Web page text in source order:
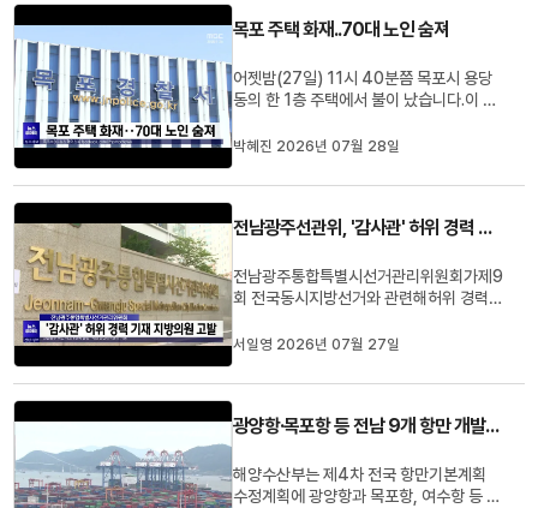
령배 전국시도복싱대회.전남 무안...
목포 주택 화재..70대 노인 숨져
어젯밤(27일) 11시 40분쯤 목포시 용당
동의 한 1층 주택에서 불이 났습니다.이 불
끝내 숨졌고, 주택 한 채가 모두 불에 타 소
습니다.소방당국은 1시간 40분 만에 불을
재 원인을 조사하고 있습니...
박혜진 2026년 07월 28일
전남광주선관위, '감사관' 허위 경력 기재 지방의원 고발
전남광주통합특별시선거관리위원회가제9
회 전국동시지방선거와 관련해허위 경력을
했습니다.해당 의원은 지난 2020년부터
로 활동했지만,올해 2월부터 5월까지 자신
배부하고 자신의 SNS에 게시한 혐의...
서일영 2026년 07월 27일
광양항·목포항 등 전남 9개 항만 개발사업 국가계획 반영
해양수산부는 제4차 전국 항만기본계획
수정계획에 광양항과 목포항, 여수항 등 9